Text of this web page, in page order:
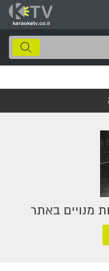
חיפוש
שיר
מנויים באתר